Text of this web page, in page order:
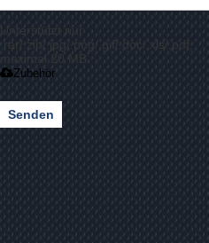
Unterstützt nur
.rar/.zip/.jpg/.png/.gif/.doc/.xls/.pdf,
maximal 20 MB
Zubehör
Senden